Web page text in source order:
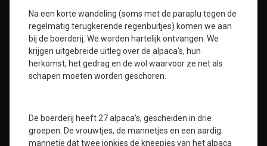
Na een korte wandeling (soms met de paraplu tegen de
regelmatig terugkerende regenbuitjes) komen we aan
bij de boerderij. We worden hartelijk ontvangen. We
krijgen uitgebreide uitleg over de alpaca’s, hun
herkomst, het gedrag en de wol waarvoor ze net als
schapen moeten worden geschoren.
De boerderij heeft 27 alpaca’s, gescheiden in drie
groepen. De vrouwtjes, de mannetjes en een aardig
mannetje dat twee jonkies de kneepjes van het alpaca